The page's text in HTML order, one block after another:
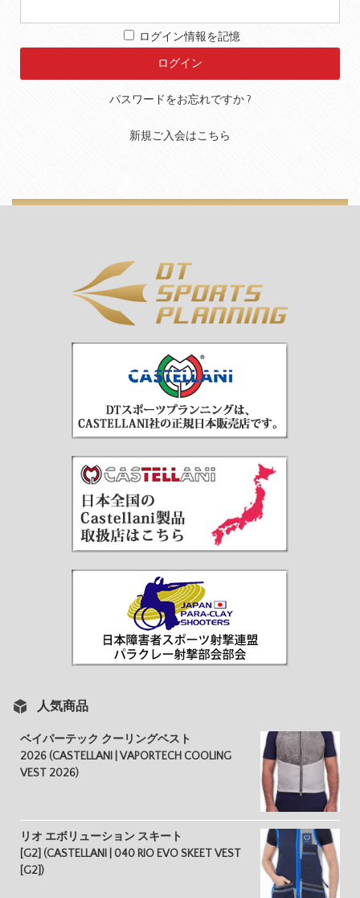
ログイン情報を記憶
パスワードをお忘れですか ?
新規ご入会はこちら
人気商品
ベイパーテック クーリングベスト
2026 (CASTELLANI | VAPORTECH COOLING
VEST 2026)
リオ エボリューション スキート
[G2] (CASTELLANI | 040 RIO EVO SKEET VEST
[G2])